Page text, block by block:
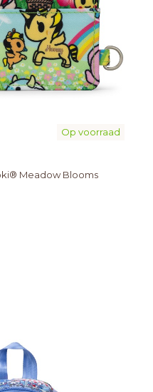
Op voorraad
Meadow Blooms